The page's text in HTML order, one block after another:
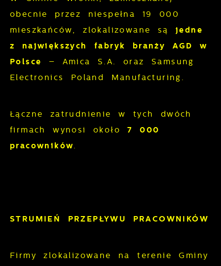
obecnie przez niespełna 19 000
mieszkańców, zlokalizowane są jedne
z największych fabryk branży AGD w
Polsce
– Amica S.A. oraz Samsung
Electronics Poland Manufacturing.
Łączne zatrudnienie w tych dwóch
firmach wynosi około7
000
pracowników.
STRUMIEŃ PRZEPŁYWU PRACOWNIKÓW
Firmy zlokalizowane na terenie Gminy